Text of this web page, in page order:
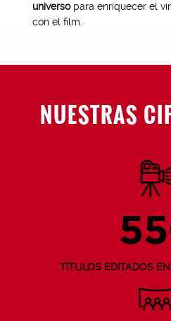
universopara enriquecer el
con el film.
NUESTRAS
TÍTULOS EDITADOS